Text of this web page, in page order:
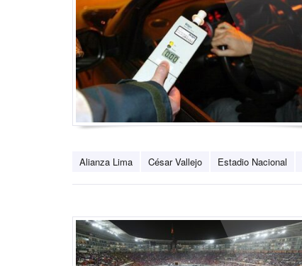
Alianza Lima César Vallejo Estadio Nacional